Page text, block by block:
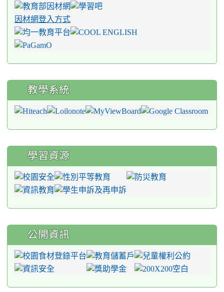
因材網登入方式
教學系統
學習資源
公開資訊